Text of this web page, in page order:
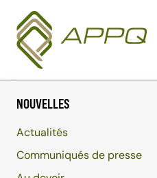
Aller
contenu
NOUVELLES
Actualités
Communiqués de presse